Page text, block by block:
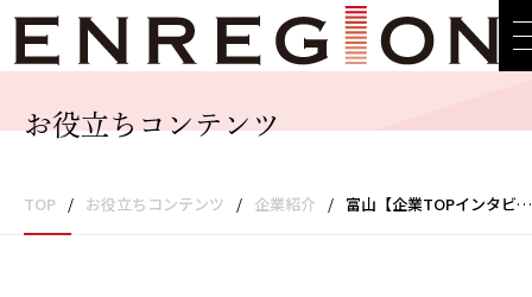
お役立ちコンテンツ
TOP / お役立ちコンテンツ / 企業紹介 / 富山【企業TOPインタビュー】株式会社富士薬品 執行役員 生産事業本部業務推進部長 江尻茂一様の取材記事が公開になりました